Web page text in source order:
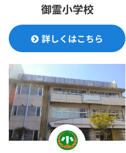
御霊小学校
詳しくはこちら